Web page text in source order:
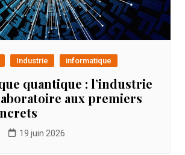
Industrie informatique
quantique : l’industrie
aux premiers
19 juin 2026